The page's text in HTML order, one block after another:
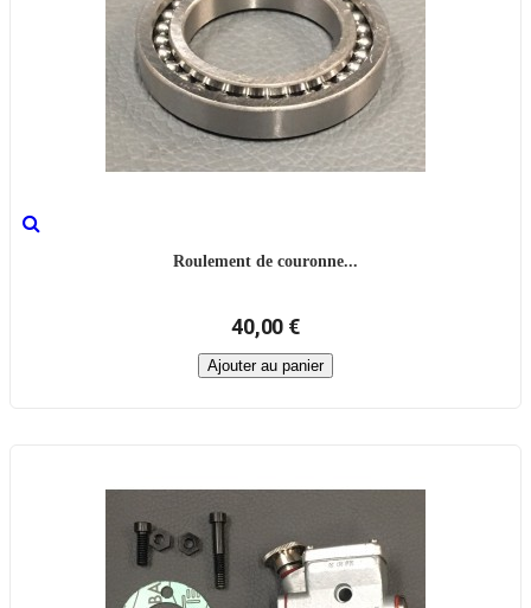
Roulement de couronne...
40,00 €
Ajouter au panier